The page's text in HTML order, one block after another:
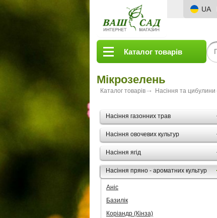
UA
Каталог товарів
Мікрозелень
Каталог товарів Насіння та цибулини
Насіння газонних трав
Насіння овочевих культур
Насіння ягід
Насіння пряно - ароматних культур
Аніс
Базилік
Коріандр (Кінза)